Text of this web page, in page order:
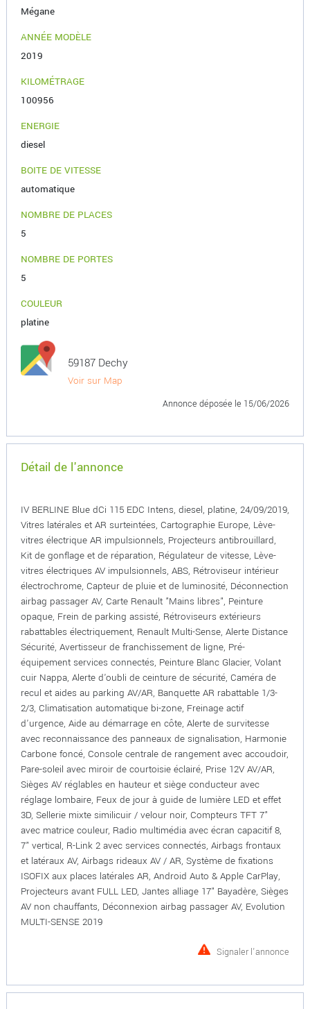
Mégane
ANNÉE MODÈLE
2019
KILOMÉTRAGE
100956
ENERGIE
diesel
BOITE DE VITESSE
automatique
NOMBRE DE PLACES
5
NOMBRE DE PORTES
5
COULEUR
platine
59187 Dechy
Voir sur Map
Annonce déposée le 15/06/2026
Détail de l'annonce
IV BERLINE Blue dCi 115 EDC Intens, diesel, platine, 24/09/2019,
Vitres latérales et AR surteintées, Cartographie Europe, Lève-
vitres électrique AR impulsionnels, Projecteurs antibrouillard,
Kit de gonflage et de réparation, Régulateur de vitesse, Lève-
vitres électriques AV impulsionnels, ABS, Rétroviseur intérieur
électrochrome, Capteur de pluie et de luminosité, Déconnection
airbag passager AV, Carte Renault "Mains libres", Peinture
opaque, Frein de parking assisté, Rétroviseurs extérieurs
rabattables électriquement, Renault Multi-Sense, Alerte Distance
Sécurité, Avertisseur de franchissement de ligne, Pré-
équipement services connectés, Peinture Blanc Glacier, Volant
cuir Nappa, Alerte d'oubli de ceinture de sécurité, Caméra de
recul et aides au parking AV/AR, Banquette AR rabattable 1/3-
2/3, Climatisation automatique bi-zone, Freinage actif
d'urgence, Aide au démarrage en côte, Alerte de survitesse
avec reconnaissance des panneaux de signalisation, Harmonie
Carbone foncé, Console centrale de rangement avec accoudoir,
Pare-soleil avec miroir de courtoisie éclairé, Prise 12V AV/AR,
Sièges AV réglables en hauteur et siège conducteur avec
réglage lombaire, Feux de jour à guide de lumière LED et effet
3D, Sellerie mixte similicuir / velour noir, Compteurs TFT 7"
avec matrice couleur, Radio multimédia avec écran capacitif 8,
7" vertical, R-Link 2 avec services connectés, Airbags frontaux
et latéraux AV, Airbags rideaux AV / AR, Système de fixations
ISOFIX aux places latérales AR, Android Auto & Apple CarPlay,
Projecteurs avant FULL LED, Jantes alliage 17" Bayadère, Sièges
AV non chauffants, Déconnexion airbag passager AV, Evolution
MULTI-SENSE 2019
Signaler l'annonce